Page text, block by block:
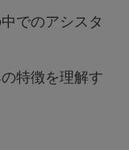
でのアシスタ
特徴を理解す